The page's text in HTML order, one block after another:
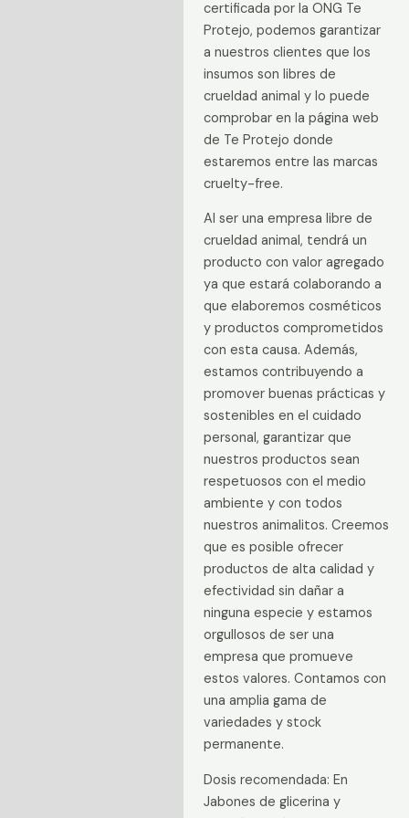
certificada por la ONG Te
Protejo, podemos garantizar
a nuestros clientes que los
insumos son libres de
crueldad animal y lo puede
comprobar en la página web
de Te Protejo donde
estaremos entre las marcas
cruelty-free.
Al ser una empresa libre de
crueldad animal, tendrá un
producto con valor agregado
ya que estará colaborando a
que elaboremos cosméticos
y productos comprometidos
con esta causa. Además,
estamos contribuyendo a
promover buenas prácticas y
sostenibles en el cuidado
personal, garantizar que
nuestros productos sean
respetuosos con el medio
ambiente y con todos
nuestros animalitos. Creemos
que es posible ofrecer
productos de alta calidad y
efectividad sin dañar a
ninguna especie y estamos
orgullosos de ser una
empresa que promueve
estos valores. Contamos con
una amplia gama de
variedades y stock
permanente.
Dosis recomendada: En
Jabones de glicerina y